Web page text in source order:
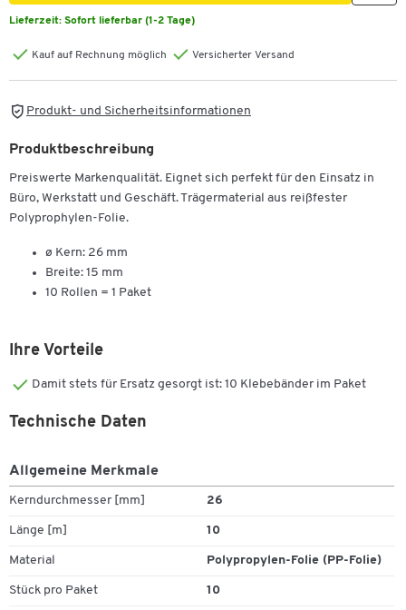
Lieferzeit: Sofort lieferbar (1-2 Tage)
Kauf auf Rechnung möglich Versicherter Versand
Produkt- und Sicherheitsinformationen
Produktbeschreibung
Preiswerte Markenqualität. Eignet sich perfekt für den Einsatz in
Büro, Werkstatt und Geschäft. Trägermaterial aus reißfester
Polyprophylen-Folie.
ø Kern: 26 mm
Breite: 15 mm
10 Rollen = 1 Paket
Ihre Vorteile
Damit stets für Ersatz gesorgt ist: 10 Klebebänder im Paket
Technische Daten
Allgemeine Merkmale
Kerndurchmesser [mm] 26
Länge [m] 10
Material Polypropylen-Folie (PP-Folie)
Stück pro Paket 10